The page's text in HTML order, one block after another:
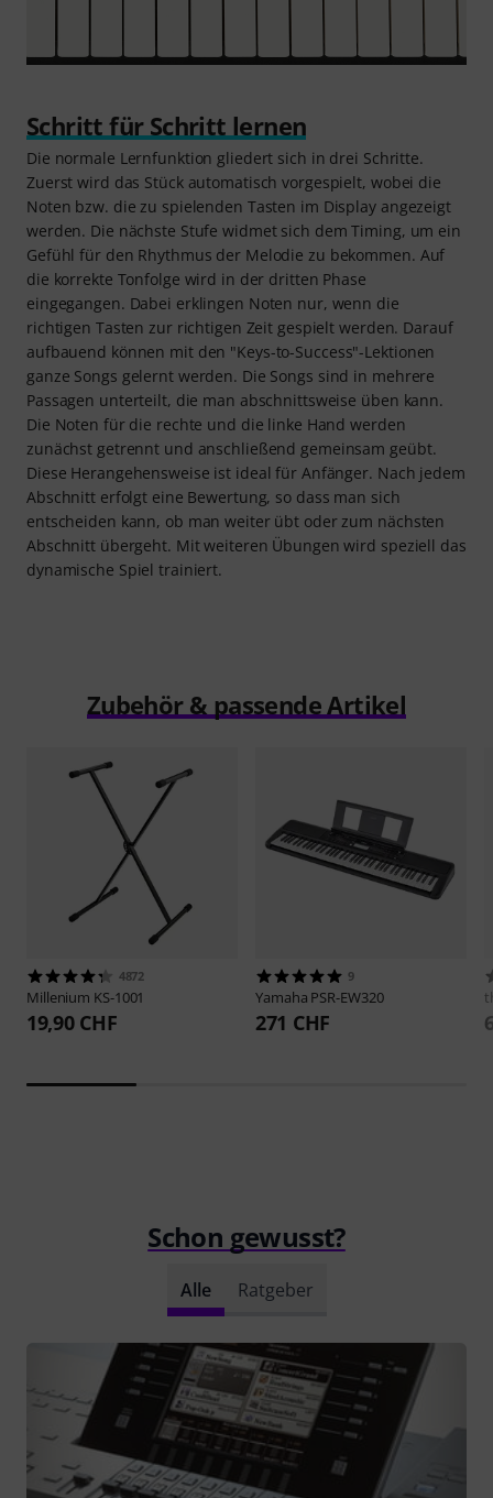
Schritt für Schritt lernen
Die normale Lernfunktion gliedert sich in drei Schritte.
Zuerst wird das Stück automatisch vorgespielt, wobei die
Noten bzw. die zu spielenden Tasten im Display angezeigt
werden. Die nächste Stufe widmet sich dem Timing, um ein
Gefühl für den Rhythmus der Melodie zu bekommen. Auf
die korrekte Tonfolge wird in der dritten Phase
eingegangen. Dabei erklingen Noten nur, wenn die
richtigen Tasten zur richtigen Zeit gespielt werden. Darauf
aufbauend können mit den "Keys-to-Success"-Lektionen
ganze Songs gelernt werden. Die Songs sind in mehrere
Passagen unterteilt, die man abschnittsweise üben kann.
Die Noten für die rechte und die linke Hand werden
zunächst getrennt und anschließend gemeinsam geübt.
Diese Herangehensweise ist ideal für Anfänger. Nach jedem
Abschnitt erfolgt eine Bewertung, so dass man sich
entscheiden kann, ob man weiter übt oder zum nächsten
Abschnitt übergeht. Mit weiteren Übungen wird speziell das
dynamische Spiel trainiert.
Zubehör & passende Artikel
4872
Millenium KS-1001
19,90 CHF
9
Yamaha PSR-EW320
271 CHF
Schon gewusst?
Alle Ratgeber